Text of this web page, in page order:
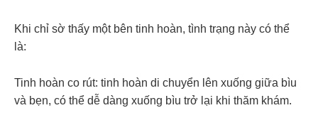
Khi chỉ sờ thấy một bên tinh hoàn, tình trạng này có thể
là:
Tinh hoàn co rút: tinh hoàn di chuyển lên xuống giữa bìu
và bẹn, có thể dễ dàng xuống bìu trở lại khi thăm khám.